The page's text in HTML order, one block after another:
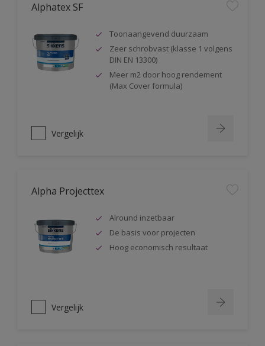
Alphatex SF
Toonaangevend duurzaam
Zeer schrobvast (klasse 1 volgens
DIN EN 13300)
Meer m2 door hoog rendement
(Max Cover formula)
Vergelijk
Alpha Projecttex
Alround inzetbaar
De basis voor projecten
Hoog economisch resultaat
Vergelijk